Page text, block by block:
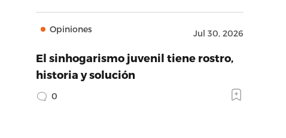
Opiniones Jul 30, 2026
El sinhogarismo juvenil tiene rostro,
historia y solución
0